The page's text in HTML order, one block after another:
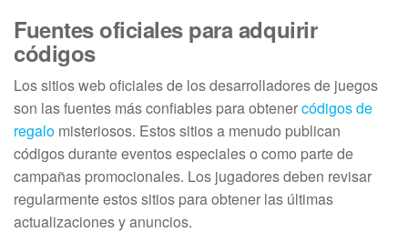
Fuentes oficiales para adquirir
códigos
Los sitios web oficiales de los desarrolladores de juegos
son las fuentes más confiables para obtenercódigos de
regalo misteriosos. Estos sitios a menudo publican
códigos durante eventos especiales o como parte de
campañas promocionales. Los jugadores deben revisar
regularmente estos sitios para obtener las últimas
actualizaciones y anuncios.